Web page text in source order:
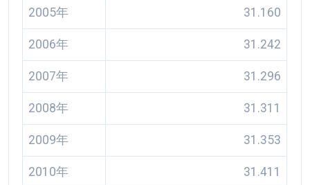
2005年 31.160
2006年 31.242
2007年 31.296
2008年 31.311
2009年 31.353
2010年 31.411